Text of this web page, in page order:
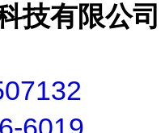
技有限公司